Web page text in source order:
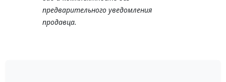
предварительного уведомления
продавца.